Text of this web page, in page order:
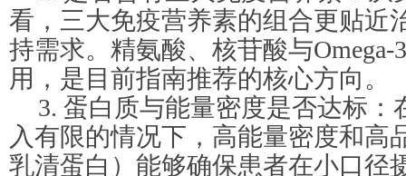
看，三大免疫营养素的组合更贴近
持需求。精氨酸、核苷酸与
用，是目前指南推荐的核心方向。
3. 蛋白质与能量密度是否达标：
入有限的情况下，高能量密度和高
乳清蛋白）能够确保患者在小口径